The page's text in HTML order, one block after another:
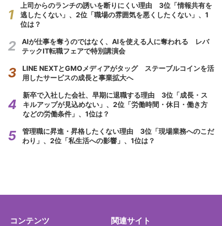
上司からのランチの誘いを断りにくい理由 3位「情報共有を
逃したくない」、2位「職場の雰囲気を悪くしたくない」、1
位は？
AIが仕事を奪うのではなく、AIを使える人に奪われる レバ
テックIT転職フェアで特別講演会
LINE NEXTとGMOメディアがタッグ ステーブルコインを活
用したサービスの成長と事業拡大へ
新卒で入社した会社、早期に退職する理由 3位「成長・ス
キルアップが見込めない」、2位「労働時間・休日・働き方
などの労働条件」、1位は？
管理職に昇進・昇格したくない理由 3位「現場業務へのこだ
わり」、2位「私生活への影響」、1位は？
コンテンツ 関連サイト